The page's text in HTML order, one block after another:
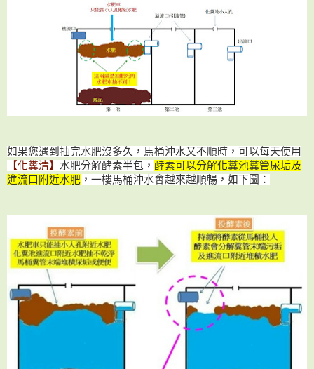
如果您遇到抽完水肥沒多久，馬桶沖水又不順時，可以每天使用
【化糞清】 水肥分解酵素半包， 酵素可以分解化糞池糞管尿垢及
進流口附近水肥 ，一樓馬桶沖水會越來越順暢，如下圖：